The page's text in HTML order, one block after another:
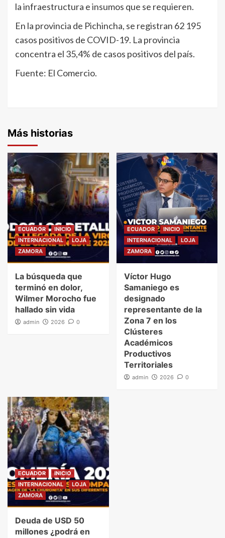
la infraestructura e insumos que se requieren.
En la provincia de Pichincha, se registran 62 195
casos positivos de COVID-19. La provincia
concentra el 35,4% de casos positivos del país.
Fuente: El Comercio.
Más historias
ECUADOR
INICIO
INTERNACIONAL
LOJA
ZAMORA
La búsqueda que
terminó en dolor,
Wilmer Morocho fue
hallado sin vida
admin 2026 0
ECUADOR
INICIO
INTERNACIONAL
LOJA
ZAMORA
Víctor Hugo
Samaniego es
designado
representante de la
Zona 7 en los
Clústeres
Académicos
Productivos
Territoriales
admin 2026 0
ECUADOR
INICIO
INTERNACIONAL
LOJA
ZAMORA
Deuda de USD 50
millones ¿podrá en